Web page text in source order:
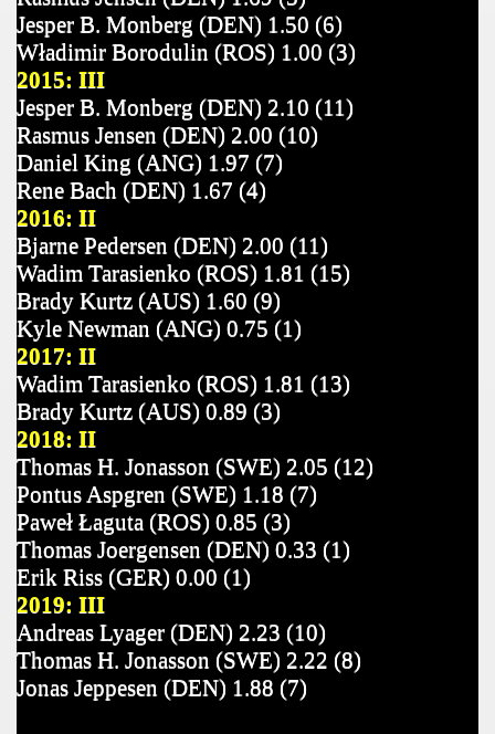
Jesper B. Monberg (DEN) 1.50 (6)
Władimir Borodulin (ROS) 1.00 (3)
2015: III
Jesper B. Monberg (DEN) 2.10 (11)
Rasmus Jensen (DEN) 2.00 (10)
Daniel King (ANG) 1.97 (7)
Rene Bach (DEN) 1.67 (4)
2016: II
Bjarne Pedersen (DEN) 2.00 (11)
Wadim Tarasienko (ROS) 1.81 (15)
Brady Kurtz (AUS) 1.60 (9)
Kyle Newman (ANG) 0.75 (1)
2017: II
Wadim Tarasienko (ROS) 1.81 (13)
Brady Kurtz (AUS) 0.89 (3)
2018: II
Thomas H. Jonasson (SWE) 2.05 (12)
Pontus Aspgren (SWE) 1.18 (7)
Paweł Łaguta (ROS) 0.85 (3)
Thomas Joergensen (DEN) 0.33 (1)
Erik Riss (GER) 0.00 (1)
2019: III
Andreas Lyager (DEN) 2.23 (10)
Thomas H. Jonasson (SWE) 2.22 (8)
Jonas Jeppesen (DEN) 1.88 (7)